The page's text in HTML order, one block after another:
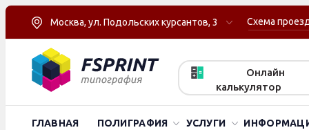
Москва, ул. Подольских курсантов, 3 Схема
Онлайн
калькулятор
ГЛАВНАЯ ПОЛИГРАФИЯ УСЛУГИ